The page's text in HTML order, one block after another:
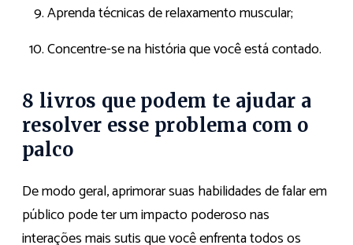
Aprenda técnicas de relaxamento muscular;
Concentre-se na história que você está contado.
8 livros que podem te ajudar a
resolver esse problema com o
palco
De modo geral, aprimorar suas habilidades de falar em
público pode ter um impacto poderoso nas
interações mais sutis que você enfrenta todos os